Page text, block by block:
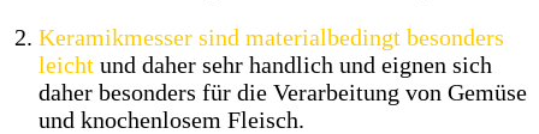
Keramikmesser sind materialbedingt besonders
leicht und daher sehr handlich und eignen sich
daher besonders für die Verarbeitung von Gemüse
und knochenlosem Fleisch.